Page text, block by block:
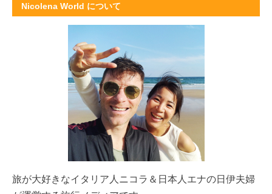
Nicolena World について
旅が大好きなイタリア人ニコラ＆日本人エナの日伊夫婦